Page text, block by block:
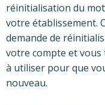
réinitialisation du
votre établissement.
demande de
votre compte et
à utiliser pour que
nouveau.